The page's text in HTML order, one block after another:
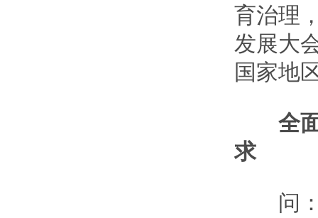
育治理
发展大
国家地
全
求
问：